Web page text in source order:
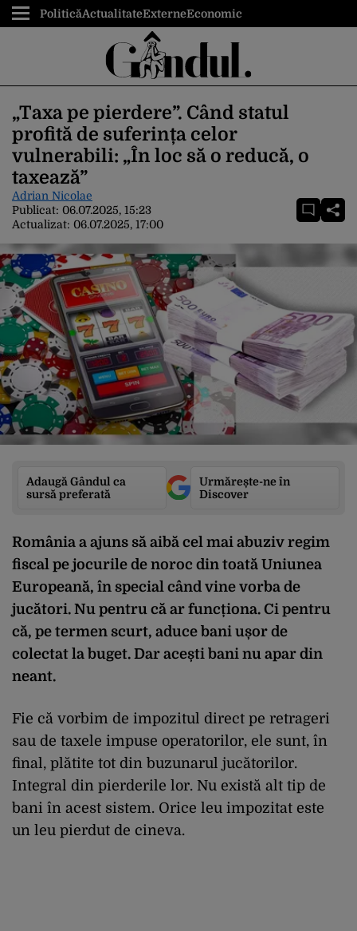
PoliticăActualitateExterneEconomic
„Taxa pe pierdere”. Când statul
profită de suferința celor
vulnerabili: „În loc să o reducă, o
taxează”
Adrian Nicolae
Publicat: 06.07.2025, 15:23
Actualizat: 06.07.2025, 17:00
Adaugă Gândul ca
sursă preferată
Urmărește-ne în
Discover
România a ajuns să aibă cel mai abuziv regim
fiscal pe jocurile de noroc din toată Uniunea
Europeană, în special când vine vorba de
jucători. Nu pentru că ar funcționa. Ci pentru
că, pe termen scurt, aduce bani ușor de
colectat la buget. Dar acești bani nu apar din
neant.
Fie că vorbim de impozitul direct pe retrageri
sau de taxele impuse operatorilor, ele sunt, în
final, plătite tot din buzunarul jucătorilor.
Integral din pierderile lor. Nu există alt tip de
bani în acest sistem. Orice leu impozitat este
un leu pierdut de cineva.